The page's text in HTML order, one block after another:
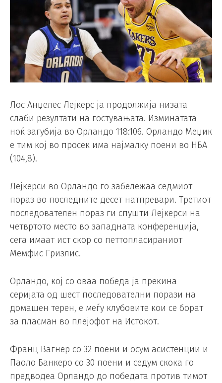
Лос Анџелес Лејкерс ја продолжија низата
слаби резултати на гостувањата. Изминатата
ноќ загубија во Орландо 118:106. Орландо Меџик
е тим кој во просек има најмалку поени во НБА
(104,8).
Лејкерси во Орландо го забележаа седмиот
пораз во последните десет натпревари. Третиот
последователен пораз ги спушти Лејкерси на
четвртото место во западната конференција,
сега имаат ист скор со петтопласираниот
Мемфис Гризлис.
Орландо, кој со оваа победа ја прекина
серијата од шест последователни порази на
домашен терен, е меѓу клубовите кои се борат
за пласман во плејофот на Истокот.
Франц Вагнер со 32 поени и осум асистенции и
Паоло Банкеро со 30 поени и седум скока го
предводеа Орландо до победата против тимот